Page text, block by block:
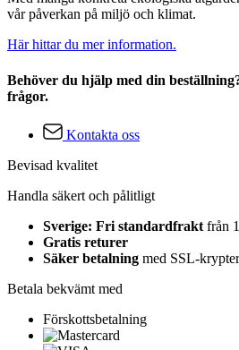
vår påverkan på miljö och klimat.
Här hittar du mer information.
Behöver du hjälp med din
frågor.
Kontakta oss
Bevisad kvalitet
Handla säkert och pålitligt
Sverige: Fri standardfrakt från
Gratis returer
Säker betalning med SSL-
Betala bekvämt med
Förskottsbetalning